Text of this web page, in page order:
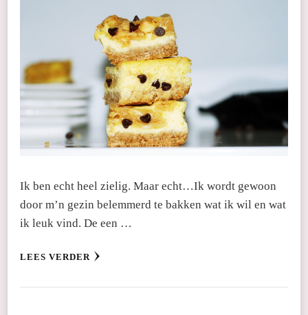
Ik ben echt heel zielig. Maar echt…Ik wordt gewoon
door m’n gezin belemmerd te bakken wat ik wil en wat
ik leuk vind. De een …
LEES VERDER